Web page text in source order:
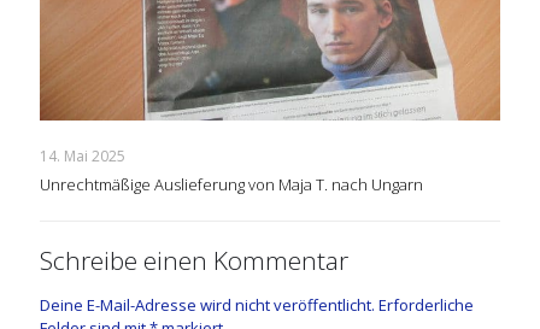
14. Mai 2025
Unrechtmäßige Auslieferung von Maja T. nach Ungarn
Schreibe einen Kommentar
Deine E-Mail-Adresse wird nicht veröffentlicht. Erforderliche